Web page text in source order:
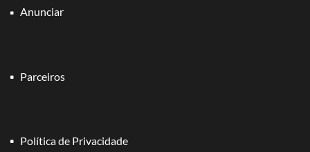
Anunciar
Parceiros
Política de Privacidade